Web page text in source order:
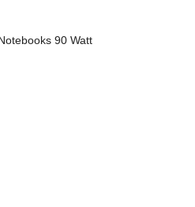
90 Watt